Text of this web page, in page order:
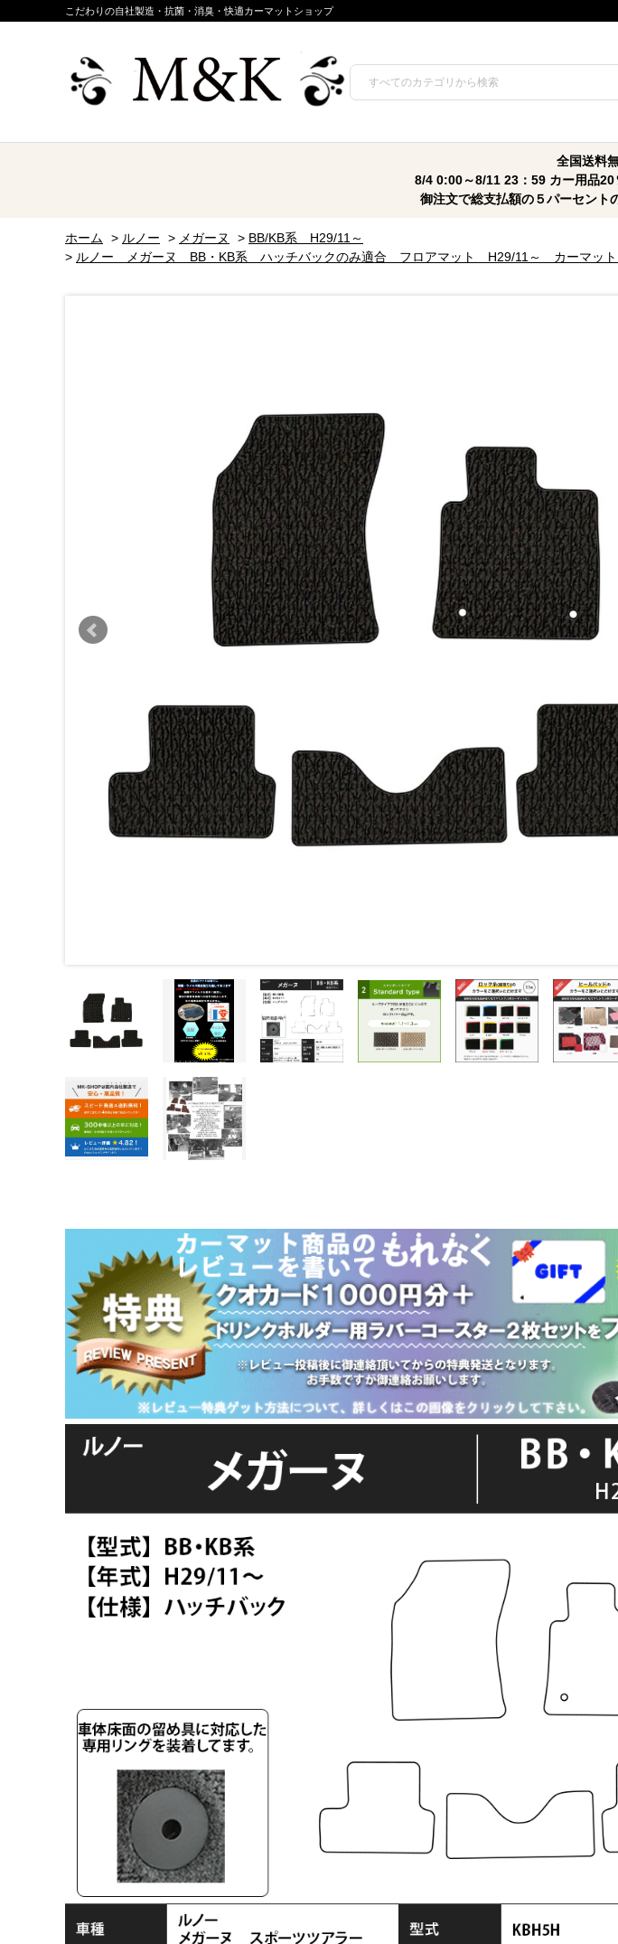
こだわりの自社製造・抗菌・消臭・快適カーマットショップ
全国送料
8/4 0:00～8/11 23：59 カー用品20
御注文で総支払額の５パーセント
ホーム > ルノー > メガーヌ > BB/KB系 H29/11～
> ルノー メガーヌ BB・KB系 ハッチバックのみ適合 フロアマット H29/11～ カーマ